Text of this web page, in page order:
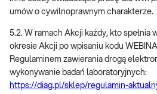
umów o cywilnoprawnym charakterze.
5.2. W ramach Akcji każdy, kto spełnia
okresie Akcji po wpisaniu kodu
Regulaminem zawierania drogą
wykonywanie badań laboratoryjnych:
https://diag.pl/sklep/regulamin-